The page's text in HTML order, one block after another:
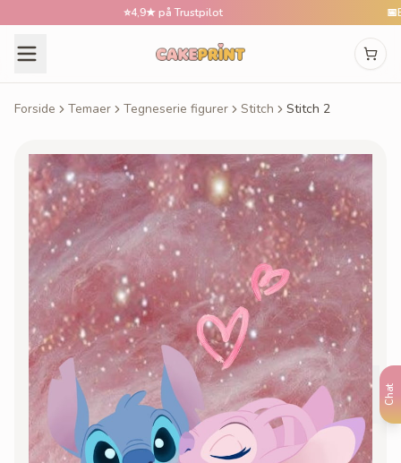
Chat
4,9★ på Trustpilot
Forside Temaer Tegneserie figurer Stitch Stitch 2